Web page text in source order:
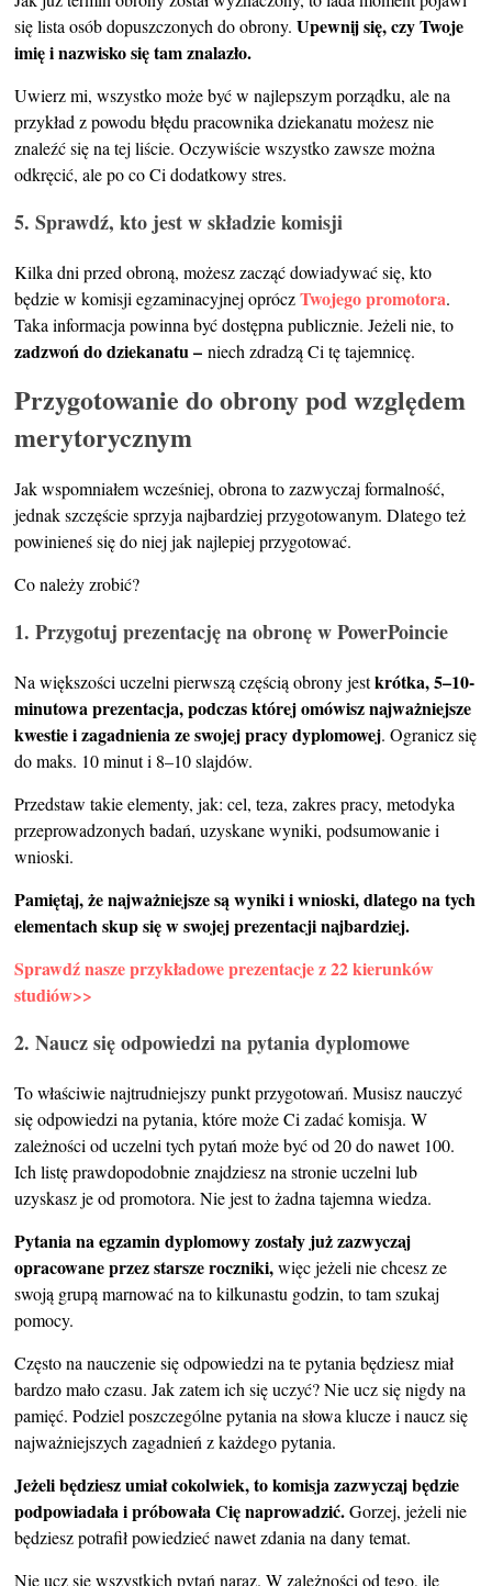
się lista osób dopuszczonych do obrony.Upewnij się, czy Twoje
imię i nazwisko się tam znalazło.
Uwierz mi, wszystko może być w najlepszym porządku, ale na
przykład z powodu błędu pracownika dziekanatu możesz nie
znaleźć się na tej liście. Oczywiście wszystko zawsze można
odkręcić, ale po co Ci dodatkowy stres.
5. Sprawdź, kto jest w składzie komisji
Kilka dni przed obroną, możesz zacząć dowiadywać się, kto
będzie w komisji egzaminacyjnej opróczTwojego promotora.
Taka informacja powinna być dostępna publicznie. Jeżeli nie, to
zadzwoń do dziekanatu – niech zdradzą Ci tę tajemnicę.
Przygotowanie do obrony pod względem
merytorycznym
Jak wspomniałem wcześniej, obrona to zazwyczaj formalność,
jednak szczęście sprzyja najbardziej przygotowanym. Dlatego też
powinieneś się do niej jak najlepiej przygotować.
Co należy zrobić?
1. Przygotuj prezentację na obronę w PowerPoincie
Na większości uczelni pierwszą częścią obrony jestkrótka, 5–10-
minutowa prezentacja, podczas której omówisz najważniejsze
kwestie i zagadnienia ze swojej pracy dyplomowej. Ogranicz się
do maks. 10 minut i 8–10 slajdów.
Przedstaw takie elementy, jak: cel, teza, zakres pracy, metodyka
przeprowadzonych badań, uzyskane wyniki, podsumowanie i
wnioski.
Pamiętaj, że najważniejsze są wyniki i wnioski, dlatego na tych
elementach skup się w swojej prezentacji najbardziej.
Sprawdź nasze przykładowe prezentacje z 22 kierunków
studiów>>
2. Naucz się odpowiedzi na pytania dyplomowe
To właściwie najtrudniejszy punkt przygotowań. Musisz nauczyć
się odpowiedzi na pytania, które może Ci zadać komisja. W
zależności od uczelni tych pytań może być od 20 do nawet 100.
Ich listę prawdopodobnie znajdziesz na stronie uczelni lub
uzyskasz je od promotora. Nie jest to żadna tajemna wiedza.
Pytania na egzamin dyplomowy zostały już zazwyczaj
opracowane przez starsze roczniki,więc jeżeli nie chcesz ze
swoją grupą marnować na to kilkunastu godzin, to tam szukaj
pomocy.
Często na nauczenie się odpowiedzi na te pytania będziesz miał
bardzo mało czasu. Jak zatem ich się uczyć? Nie ucz się nigdy na
pamięć. Podziel poszczególne pytania na słowa klucze i naucz się
najważniejszych zagadnień z każdego pytania.
Jeżeli będziesz umiał cokolwiek, to komisja zazwyczaj będzie
podpowiadała i próbowała Cię naprowadzić.Gorzej, jeżeli nie
będziesz potrafił powiedzieć nawet zdania na dany temat.
Nie ucz się wszystkich pytań naraz. W zależności od tego, ile